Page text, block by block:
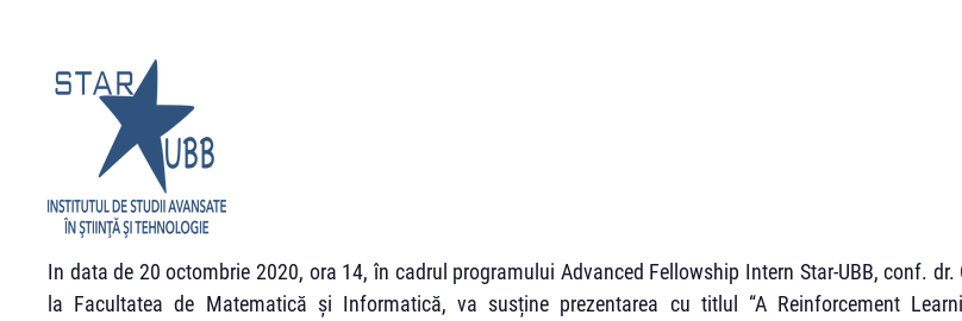
In data de 20 octombrie 2020, ora 14, în cadrul programului Advanced Fellowship Intern Star-UBB, conf. dr.
la Facultatea de Matematică și Informatică, va susține prezentarea cu titlul “A Reinforcement